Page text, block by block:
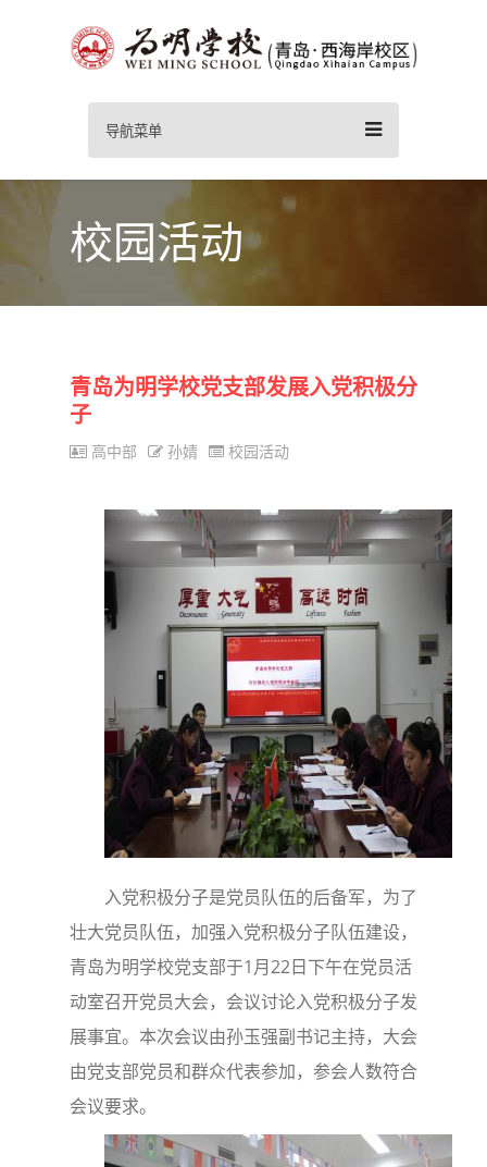
导航菜单
校园活动
青岛为明学校党支部发展入党积极分
子
高中部 孙婧 校园活动
入党积极分子是党员队伍的后备军，为了
壮大党员队伍，加强入党积极分子队伍建设，
青岛为明学校党支部于1月22日下午在党员活
动室召开党员大会，会议讨论入党积极分子发
展事宜。本次会议由孙玉强副书记主持，大会
由党支部党员和群众代表参加，参会人数符合
会议要求。